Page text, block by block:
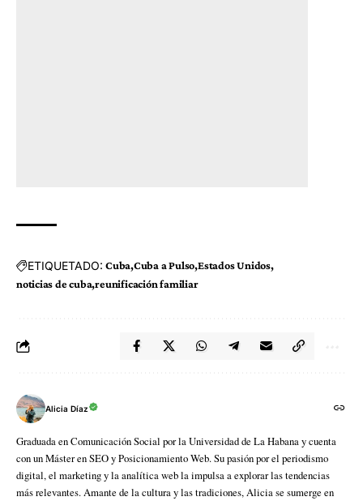
ETIQUETADO: Cuba Cuba a Pulso Estados Unidos
noticias de cuba reunificación familiar
Alicia Díaz
Graduada en Comunicación Social por la Universidad de La Habana y cuenta
con un Máster en SEO y Posicionamiento Web. Su pasión por el periodismo
digital, el marketing y la analítica web la impulsa a explorar las tendencias
más relevantes. Amante de la cultura y las tradiciones, Alicia se sumerge en